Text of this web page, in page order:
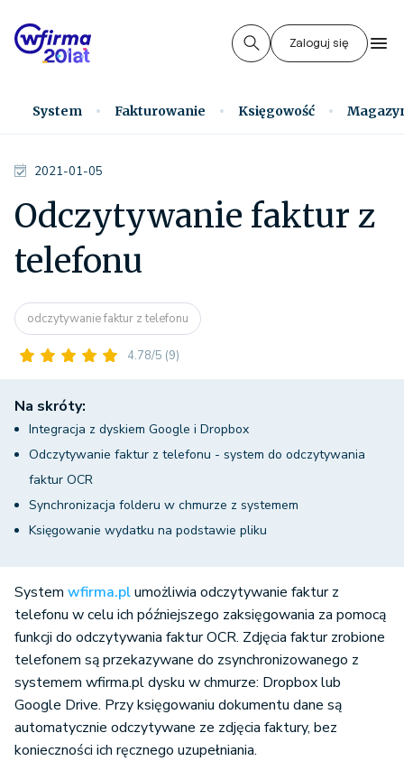
Zaloguj się
System Fakturowanie Księgowość
2021-01-05
Odczytywanie faktur z
telefonu
odczytywanie faktur z telefonu
4.78/5 (9)
Na skróty:
Integracja z dyskiem Google i Dropbox
Odczytywanie faktur z telefonu - system do odczytywania
faktur OCR
Synchronizacja folderu w chmurze z systemem
Księgowanie wydatku na podstawie pliku
System wfirma.plumożliwia odczytywanie faktur z
telefonu w celu ich późniejszego zaksięgowania za pomocą
funkcji do odczytywania faktur OCR. Zdjęcia faktur zrobione
telefonem są przekazywane do zsynchronizowanego z
systemem wfirma.pl dysku w chmurze: Dropbox lub
Google Drive. Przy księgowaniu dokumentu dane są
automatycznie odczytywane ze zdjęcia faktury, bez
konieczności ich ręcznego uzupełniania.